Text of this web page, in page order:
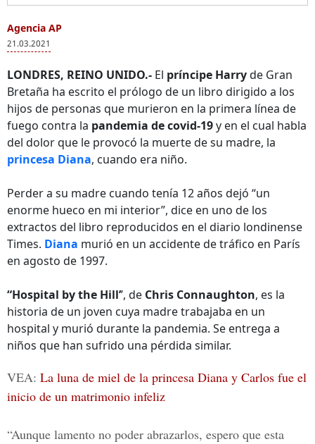
Agencia AP
21.03.2021
LONDRES, REINO UNIDO.- El príncipe Harryde Gran
Bretaña ha escrito el prólogo de un libro dirigido a los
hijos de personas que murieron en la primera línea de
fuego contra la pandemia de covid-19y en el cual habla
del dolor que le provocó la muerte de su madre, la
princesa Diana, cuando era niño.
Perder a su madre cuando tenía 12 años dejó “un
enorme hueco en mi interior”, dice en uno de los
extractos del libro reproducidos en el diario londinense
Times. Diana murió en un accidente de tráfico en París
en agosto de 1997.
“Hospital by the Hill’’, de Chris Connaughton, es la
historia de un joven cuya madre trabajaba en un
hospital y murió durante la pandemia. Se entrega a
niños que han sufrido una pérdida similar.
VEA: La luna de miel de la princesa Diana y Carlos fue el
inicio de un matrimonio infeliz
“Aunque lamento no poder abrazarlos, espero que esta